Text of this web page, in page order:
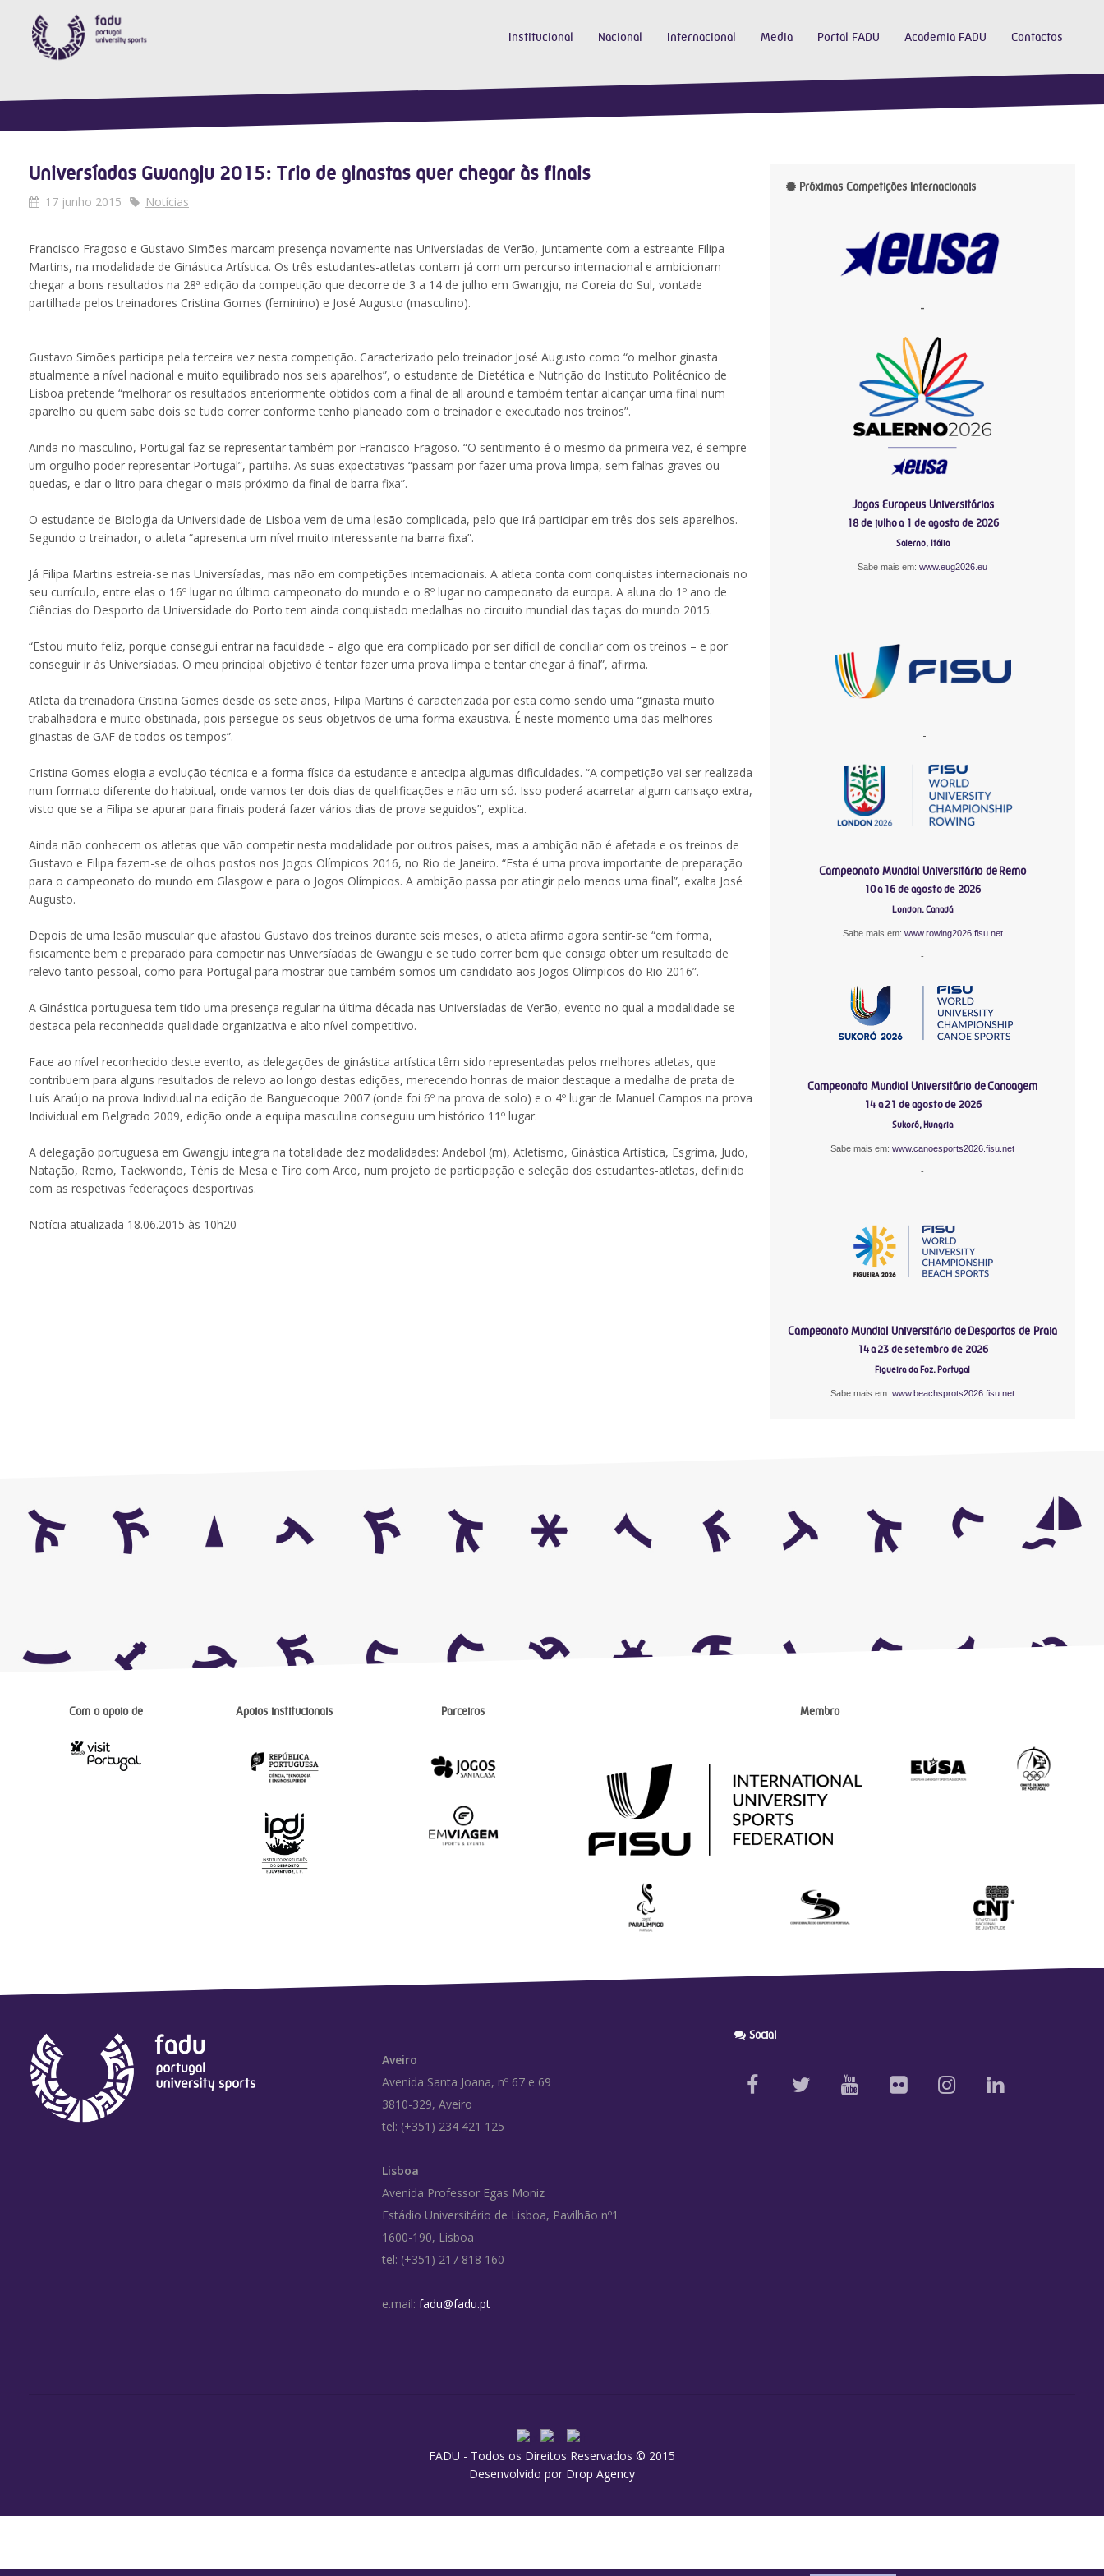
Institucional Nacional Internacional Media Portal FADU Academia FADU Contactos
Universíadas Gwangju 2015: Trio de ginastas quer chegar às finais
17 junho 2015 Notícias
Francisco Fragoso e Gustavo Simões marcam presença novamente nas Universíadas de Verão, juntamente com a estreante Filipa
Martins, na modalidade de Ginástica Artística. Os três estudantes-atletas contam já com um percurso internacional e ambicionam
chegar a bons resultados na 28ª edição da competição que decorre de 3 a 14 de julho em Gwangju, na Coreia do Sul, vontade
partilhada pelos treinadores Cristina Gomes (feminino) e José Augusto (masculino).
Gustavo Simões participa pela terceira vez nesta competição. Caracterizado pelo treinador José Augusto como “o melhor ginasta
atualmente a nível nacional e muito equilibrado nos seis aparelhos”, o estudante de Dietética e Nutrição do Instituto Politécnico de
Lisboa pretende “melhorar os resultados anteriormente obtidos com a final de all around e também tentar alcançar uma final num
aparelho ou quem sabe dois se tudo correr conforme tenho planeado com o treinador e executado nos treinos”.
Ainda no masculino, Portugal faz-se representar também por Francisco Fragoso. “O sentimento é o mesmo da primeira vez, é sempre
um orgulho poder representar Portugal”, partilha. As suas expectativas “passam por fazer uma prova limpa, sem falhas graves ou
quedas, e dar o litro para chegar o mais próximo da final de barra fixa”.
O estudante de Biologia da Universidade de Lisboa vem de uma lesão complicada, pelo que irá participar em três dos seis aparelhos.
Segundo o treinador, o atleta “apresenta um nível muito interessante na barra fixa”.
Já Filipa Martins estreia-se nas Universíadas, mas não em competições internacionais. A atleta conta com conquistas internacionais no
seu currículo, entre elas o 16º lugar no último campeonato do mundo e o 8º lugar no campeonato da europa. A aluna do 1º ano de
Ciências do Desporto da Universidade do Porto tem ainda conquistado medalhas no circuito mundial das taças do mundo 2015.
“Estou muito feliz, porque consegui entrar na faculdade – algo que era complicado por ser difícil de conciliar com os treinos – e por
conseguir ir às Universíadas. O meu principal objetivo é tentar fazer uma prova limpa e tentar chegar à final”, afirma.
Atleta da treinadora Cristina Gomes desde os sete anos, Filipa Martins é caracterizada por esta como sendo uma “ginasta muito
trabalhadora e muito obstinada, pois persegue os seus objetivos de uma forma exaustiva. É neste momento uma das melhores
ginastas de GAF de todos os tempos”.
Cristina Gomes elogia a evolução técnica e a forma física da estudante e antecipa algumas dificuldades. “A competição vai ser realizada
num formato diferente do habitual, onde vamos ter dois dias de qualificações e não um só. Isso poderá acarretar algum cansaço extra,
visto que se a Filipa se apurar para finais poderá fazer vários dias de prova seguidos”, explica.
Ainda não conhecem os atletas que vão competir nesta modalidade por outros países, mas a ambição não é afetada e os treinos de
Gustavo e Filipa fazem-se de olhos postos nos Jogos Olímpicos 2016, no Rio de Janeiro. “Esta é uma prova importante de preparação
para o campeonato do mundo em Glasgow e para o Jogos Olímpicos. A ambição passa por atingir pelo menos uma final”, exalta José
Augusto.
Depois de uma lesão muscular que afastou Gustavo dos treinos durante seis meses, o atleta afirma agora sentir-se “em forma,
fisicamente bem e preparado para competir nas Universíadas de Gwangju e se tudo correr bem que consiga obter um resultado de
relevo tanto pessoal, como para Portugal para mostrar que também somos um candidato aos Jogos Olímpicos do Rio 2016”.
A Ginástica portuguesa tem tido uma presença regular na última década nas Universíadas de Verão, evento no qual a modalidade se
destaca pela reconhecida qualidade organizativa e alto nível competitivo.
Face ao nível reconhecido deste evento, as delegações de ginástica artística têm sido representadas pelos melhores atletas, que
contribuem para alguns resultados de relevo ao longo destas edições, merecendo honras de maior destaque a medalha de prata de
Luís Araújo na prova Individual na edição de Banguecoque 2007 (onde foi 6º na prova de solo) e o 4º lugar de Manuel Campos na prova
Individual em Belgrado 2009, edição onde a equipa masculina conseguiu um histórico 11º lugar.
A delegação portuguesa em Gwangju integra na totalidade dez modalidades: Andebol (m), Atletismo, Ginástica Artística, Esgrima, Judo,
Natação, Remo, Taekwondo, Ténis de Mesa e Tiro com Arco, num projeto de participação e seleção dos estudantes-atletas, definido
com as respetivas federações desportivas.
Notícia atualizada 18.06.2015 às 10h20
Próximas Competições Internacionais
-
Jogos Europeus Universitários
18 de julho a 1 de agosto de 2026
Salerno, Itália
Sabe mais em:www.eug2026.eu
-
-
Campeonato Mundial Universitário de Remo
10 a 16 de agosto de 2026
London, Canadá
Sabe mais em: www.rowing2026.fisu.net
-
Campeonato Mundial Universitário de Canoagem
14 a 21 de agosto de 2026
Sukoró, Hungria
Sabe mais em:www.canoesports2026.fisu.net
-
Campeonato Mundial Universitário de Desportos de Praia
14 a 23 de setembro de 2026
Figueira da Foz, Portugal
Sabe mais em:www.beachsprots2026.fisu.net
Com o apoio de Apoios institucionais Parceiros Membro
Aveiro
Avenida Santa Joana, nº 67 e 69
3810-329, Aveiro
tel: (+351) 234 421 125
Lisboa
Avenida Professor Egas Moniz
Estádio Universitário de Lisboa, Pavilhão nº1
1600-190, Lisboa
tel: (+351) 217 818 160
e.mail: fadu@fadu.pt
Social
FADU - Todos os Direitos Reservados © 2015
Desenvolvido por Drop Agency